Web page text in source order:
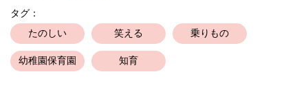
タグ：
たのしい 笑える 乗りもの
幼稚園保育園 知育